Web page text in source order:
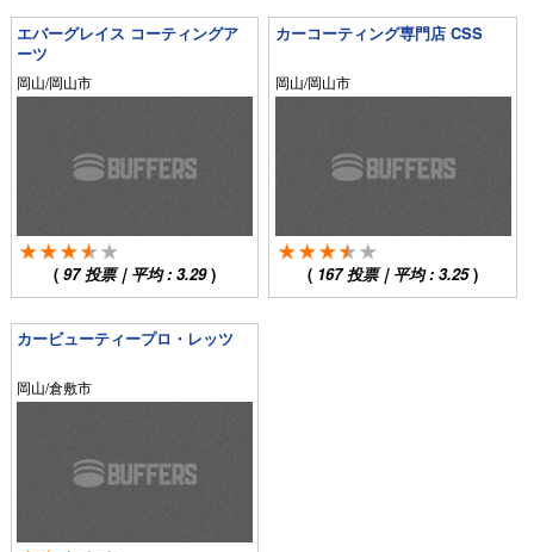
エバーグレイス コーティングア
ーツ
岡山/岡山市
(97投票｜平均 :3.29)
カーコーティング専門店 CSS
岡山/岡山市
( 167投票｜平均 :3.25)
カービューティープロ・レッツ
岡山/倉敷市